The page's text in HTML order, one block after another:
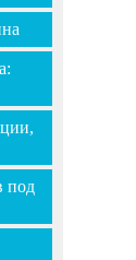
под